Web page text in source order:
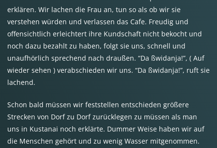
erklären. Wir lachen die Frau an, tun so als ob wir sie
verstehen würden und verlassen das Cafe. Freudig und
offensichtlich erleichtert ihre Kundschaft nicht bekocht und
noch dazu bezahlt zu haben, folgt sie uns, schnell und
unaufhörlich sprechend nach draußen. “Da ßwidanja!”, ( Auf
wieder sehen ) verabschieden wir uns. “Da ßwidanja!”, ruft sie
lachend.
Schon bald müssen wir feststellen entschieden größere
Strecken von Dorf zu Dorf zurücklegen zu müssen als man
uns in Kustanai noch erklärte. Dummer Weise haben wir auf
die Menschen gehört und zu wenig Wasser mitgenommen.